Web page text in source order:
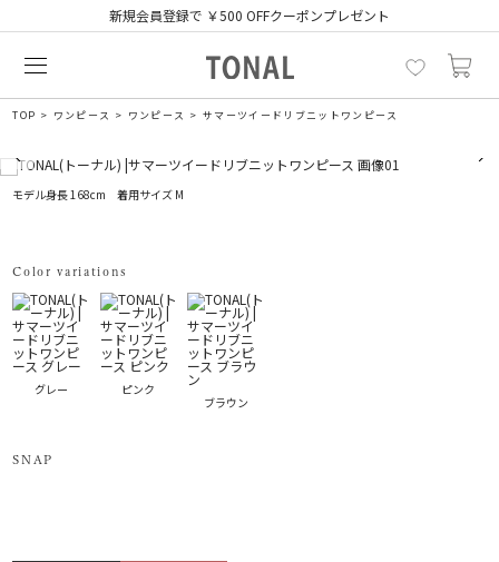
新規会員登録で ￥500 OFFクーポンプレゼント
TOP ワンピース ワンピース サマーツイードリブニットワンピース
モデル身長 168cm 着用サイズ M
Color variations
グレー
ピンク
ブラウン
SNAP